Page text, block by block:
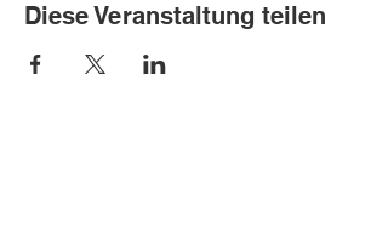
Diese Veranstaltung teilen